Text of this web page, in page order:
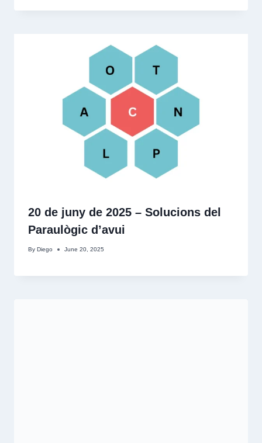
20 de juny de 2025 – Solucions del
Paraulògic d’avui
By Diego June 20, 2025